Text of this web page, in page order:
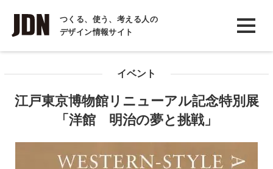
つくる、使う、考える人の
デザイン情報サイト
INTERVIEW
インタビュー
COLUMN
イベント
江戸東京博物館リニューアル記念特別展
「洋館 明治の夢と挑戦」